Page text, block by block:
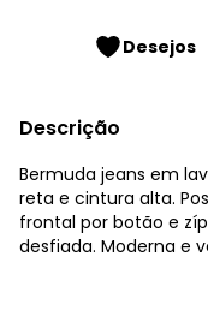
Desejos
Descrição
Bermuda jeans em
reta e cintura alta.
frontal por botão e
desfiada. Moderna e
Quintess - Jorts